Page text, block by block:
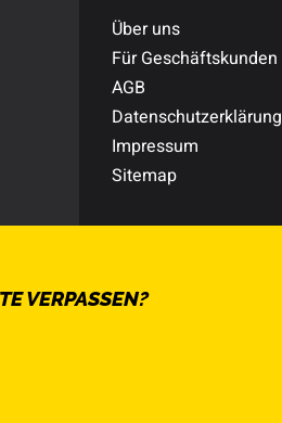
Über uns
Für Geschäftskunden
AGB
Datenschutzerklärung
Impressum
Sitemap
VERPASSEN?